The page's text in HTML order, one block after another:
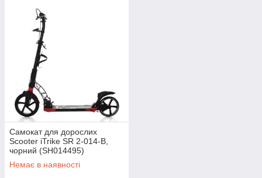
Самокат для дорослих
Scooter iTrike SR 2-014-B,
чорний (SH014495)
Немає в наявності